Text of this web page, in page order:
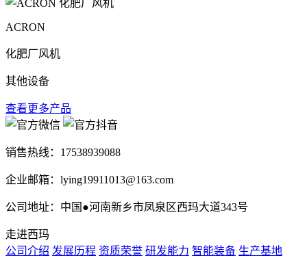
ACRON
化肥厂风机
其他设备
查看更多产品
销售热线： 17538939088
企业邮箱：lying19911013@163.com
公司地址：中国●河南新乡市凤泉区西玛大道343号
走进西玛
公司介绍 发展历程 资质荣誉 研发能力 智能装备 生产基地